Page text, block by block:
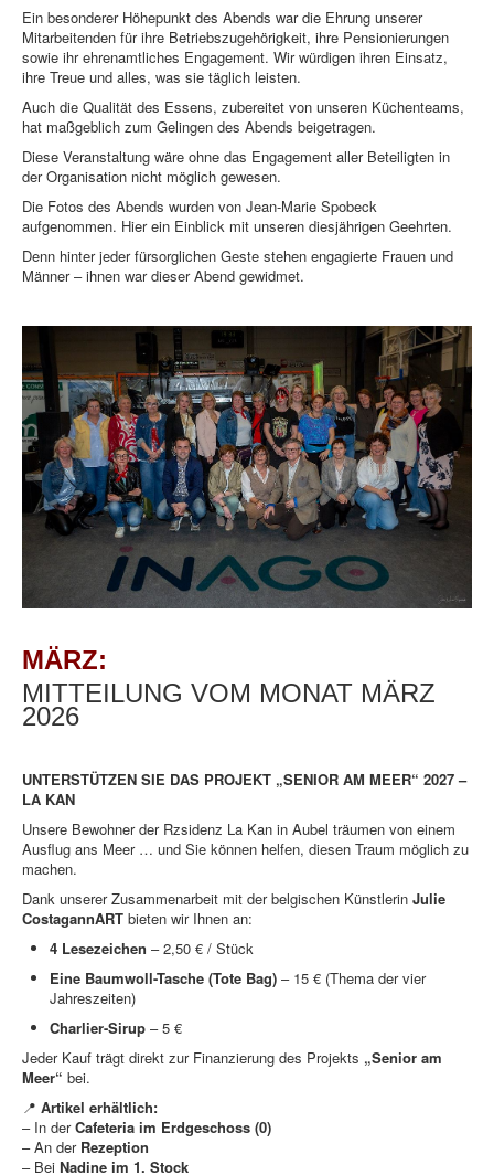
Ein besonderer Höhepunkt des Abends war die Ehrung unserer
Mitarbeitenden für ihre Betriebszugehörigkeit, ihre Pensionierungen
sowie ihr ehrenamtliches Engagement. Wir würdigen ihren Einsatz,
ihre Treue und alles, was sie täglich leisten.
Auch die Qualität des Essens, zubereitet von unseren Küchenteams,
hat maßgeblich zum Gelingen des Abends beigetragen.
Diese Veranstaltung wäre ohne das Engagement aller Beteiligten in
der Organisation nicht möglich gewesen.
Die Fotos des Abends wurden von Jean-Marie Spobeck
aufgenommen. Hier ein Einblick mit unseren diesjährigen Geehrten.
Denn hinter jeder fürsorglichen Geste stehen engagierte Frauen und
Männer – ihnen war dieser Abend gewidmet.
MÄRZ:
MITTEILUNG VOM MONAT MÄRZ
2026
UNTERSTÜTZEN SIE DAS PROJEKT „SENIOR AM MEER“ 2027 –
LA KAN
Unsere Bewohner der Rzsidenz La Kan in Aubel träumen von einem
Ausflug ans Meer … und Sie können helfen, diesen Traum möglich zu
machen.
Dank unserer Zusammenarbeit mit der belgischen Künstlerin Julie
CostagannART bieten wir Ihnen an:
4 Lesezeichen – 2,50 € / Stück
Eine Baumwoll-Tasche (Tote Bag) – 15 € (Thema der vier
Jahreszeiten)
Charlier-Sirup – 5 €
Jeder Kauf trägt direkt zur Finanzierung des Projekts „Senior am
Meer“ bei.
📍 Artikel erhältlich:
– In derCafeteria im Erdgeschoss (0)
– An der Rezeption
– Bei Nadine im 1. Stock